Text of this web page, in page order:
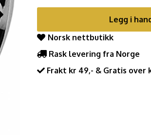
Legg i
Norsk nettbutikk
Rask levering fra Norge
Frakt kr 49,- & Gratis over